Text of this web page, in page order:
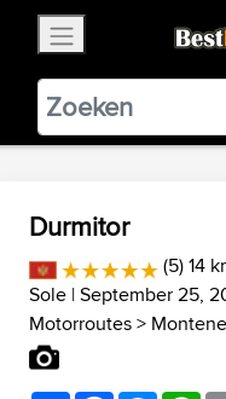
BestBikingRoads
Static
VIEW
Durmitor
(5) 14
Sole | September 25,
Motorroutes>